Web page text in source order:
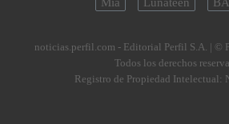
Mía
Lunateen
noticias.perfil.com - Editorial Perfil S.A. | ©
Todos los derechos
Registro de Propiedad Intelectual: